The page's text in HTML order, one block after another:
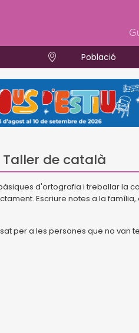
Població
de català
d'ortografia i treballar la
Escriure notes a la
per a les persones que no van